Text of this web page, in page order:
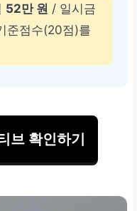
52만 원 / 일시금
준점수(20점)를
브 확인하기